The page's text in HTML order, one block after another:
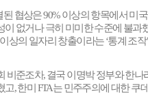
된 협상은90%이상의 항목에서 미
이 없거나 극히 미미한 수준에 불과
상의 일자리 창출이라는‘통계 조작’
비준조차,결국 이명박 정부와 한나
고,한미 FTA는 민주주의에 대한 쿠